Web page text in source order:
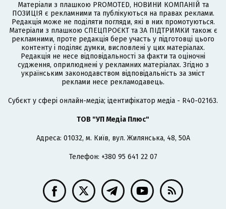
Матеріали з плашкою PROMOTED, НОВИНИ КОМПАНІЙ та
ПОЗИЦІЯ є рекламними та публікуються на правах реклами.
Редакція може не поділяти погляди, які в них промотуються.
Матеріали з плашкою СПЕЦПРОЄКТ та ЗА ПІДТРИМКИ також є
рекламними, проте редакція бере участь у підготовці цього
контенту і поділяє думки, висловлені у цих матеріалах.
Редакція не несе відповідальності за факти та оціночні
судження, оприлюднені у рекламних матеріалах. Згідно з
українським законодавством відповідальність за зміст
реклами несе рекламодавець.
Cубєкт у сфері онлайн-медіа; ідентифікатор медіа - R40-02163.
ТОВ "УП Медіа Плюс"
Адреса: 01032, м. Київ, вул. Жилянська, 48, 50А
Телефон: +380 95 641 22 07